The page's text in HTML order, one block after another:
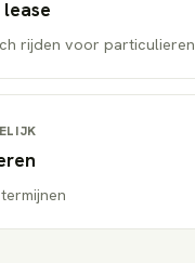
rijden voor particulieren